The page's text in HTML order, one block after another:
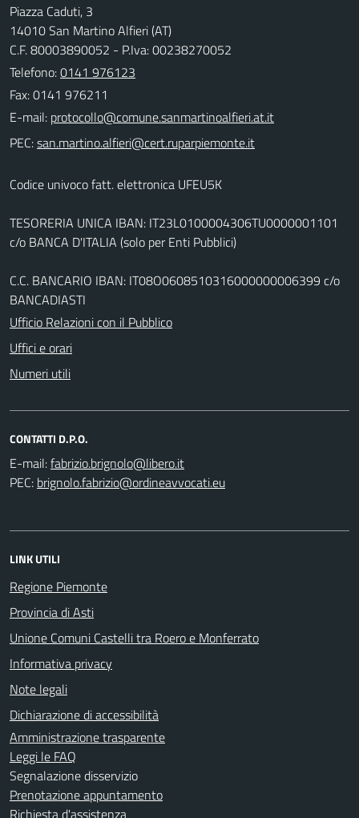
Piazza Caduti, 3
14010 San Martino Alfieri (AT)
C.F. 80003890052 - P.Iva: 00238270052
Telefono:0141 976123
Fax: 0141 976211
E-mail:
PEC:
Codice univoco fatt. elettronica UFEU5K
TESORERIA UNICA IBAN: IT23L0100004306TU0000001101
c/o BANCA D'ITALIA (solo per Enti Pubblici)
C.C. BANCARIO IBAN: IT08O0608510316000000006399 c/o
BANCADIASTI
Ufficio Relazioni con il Pubblico
Uffici e orari
Numeri utili
CONTATTI D.P.O.
E-mail:
PEC:
LINK UTILI
Regione Piemonte
Provincia di Asti
Unione Comuni Castelli tra Roero e Monferrato
Informativa privacy
Note legali
Dichiarazione di accessibilità
Amministrazione trasparente
Leggi le FAQ
Segnalazione disservizio
Prenotazione appuntamento
Richiesta d'assistenza